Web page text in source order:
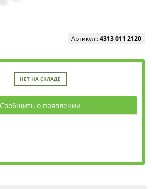
Артикул :4313 011 2120
НЕТ НА СКЛАДЕ
Сообщить о появлении